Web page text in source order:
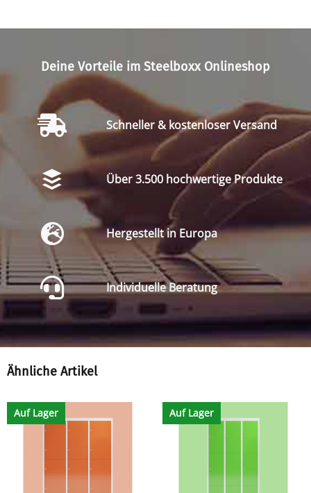
Deine Vorteile im Steelboxx Onlineshop
Schneller & kostenloser Versand
Über 3.500 hochwertige Produkte
Hergestellt in Europa
Individuelle Beratung
Ähnliche Artikel
Auf Lager Auf Lager